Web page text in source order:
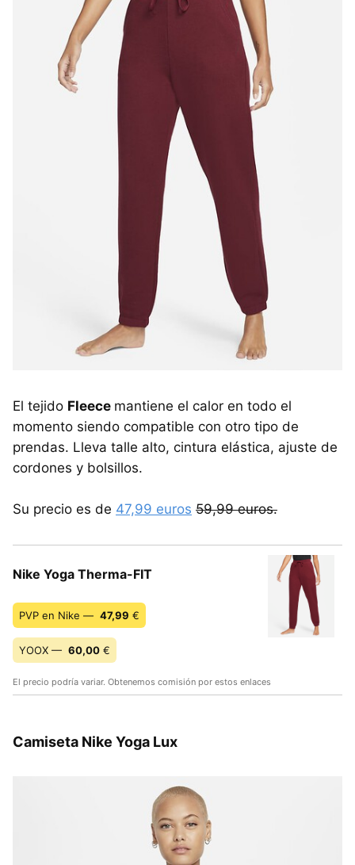
El tejido Fleece mantiene el calor en todo el
momento siendo compatible con otro tipo de
prendas. Lleva talle alto, cintura elástica, ajuste de
cordones y bolsillos.
Su precio es de 47,99 euros 59,99 euros.
Nike Yoga Therma-FIT
PVP en Nike — 47,99 €
YOOX — 60,00 €
El precio podría variar. Obtenemos comisión por estos enlaces
Camiseta Nike Yoga Lux